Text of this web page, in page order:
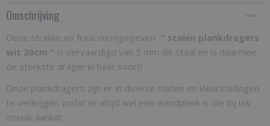
Productcode
Bruto gewicht
2,00 Kg
Omschrijving
Deze strakke en fraai vormgegeven '' stalen plankdragers
wit 20cm '' is vervaardigd van 5 mm dik staal en is daarmee
de sterkste drager in haar soort!
Onze plankdragers zijn er in diverse maten en kleurstellingen
te verkrijgen zodat er altijd wel een wandplank is die bij uw
smaak aanluit.